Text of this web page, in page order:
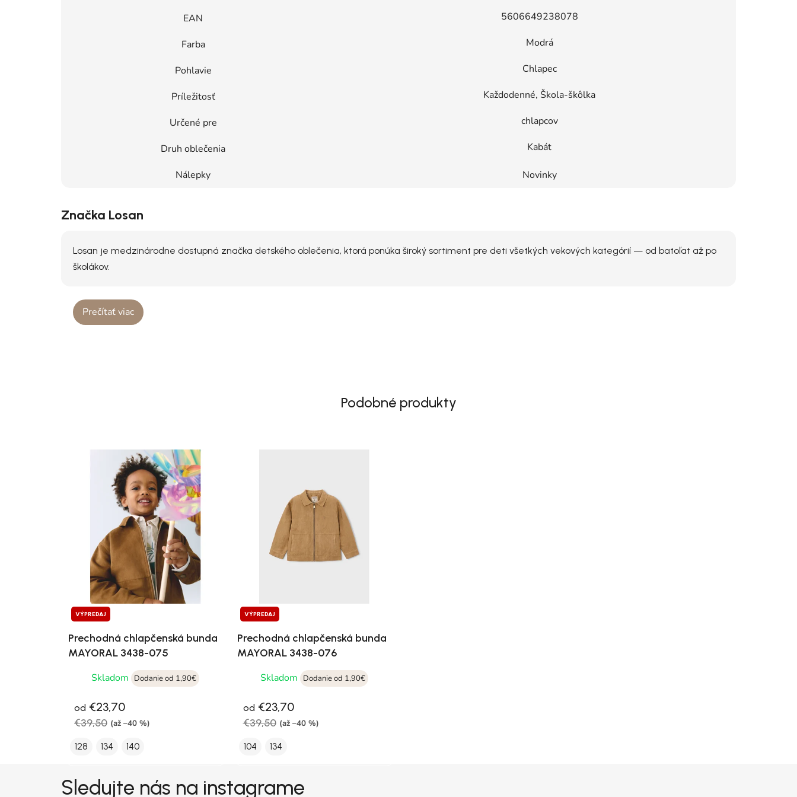
EAN 5606649238078
Farba Modrá
Pohlavie Chlapec
Príležitosť Každodenné, Škola-škôlka
Určené pre chlapcov
Druh oblečenia Kabát
Nálepky Novinky
Značka Losan
Losan je medzinárodne dostupná značka detského oblečenia, ktorá ponúka široký sortiment pre deti všetkých vekových kategórií — od batoľat až po
školákov.
Prečítať viac
Podobné produkty
VÝPREDAJ
Prechodná chlapčenská bunda
MAYORAL 3438-075
Skladom Dodanie od 1,90€
od €23,70
€39,50 (až –40 %)
128 134 140
VÝPREDAJ
Prechodná chlapčenská bunda
MAYORAL 3438-076
Skladom
Dodanie od 1,90€
od €23,70
€39,50 (až –40 %)
104 134
Sledujte nás na instagrame